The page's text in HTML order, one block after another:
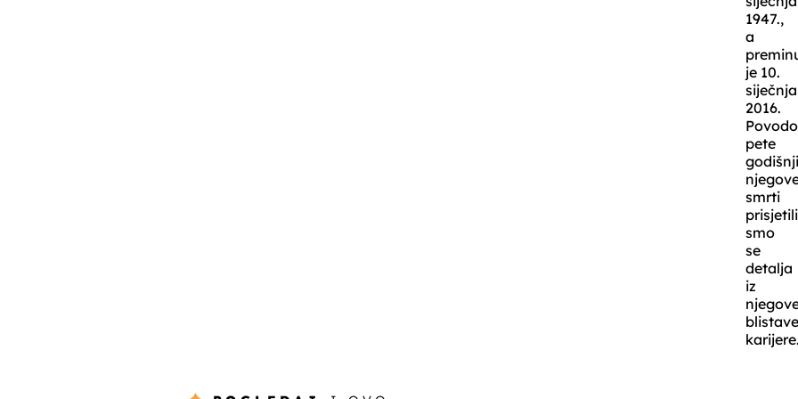
1947.,
a
je 10.
siječnja
2016.
pete
smrti
prisjetili
smo
se
detalja
iz
blistave
karijere.